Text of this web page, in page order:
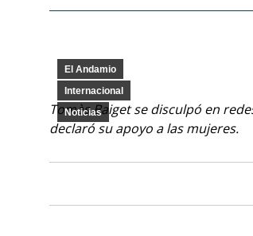
El Andamio
Internacional
Noticias
Tomàs Baiget se disculpó en
declaró su apoyo a las mujeres.